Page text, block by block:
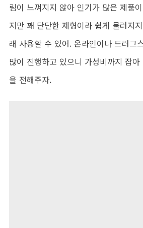
림이 느껴지지 않아 인기가 많은 제품
지만 꽤 단단한 제형이라 쉽게 물러지
래 사용할 수 있어. 온라인이나 드러그
많이 진행하고 있으니 가성비까지 잡
을 전해주자.